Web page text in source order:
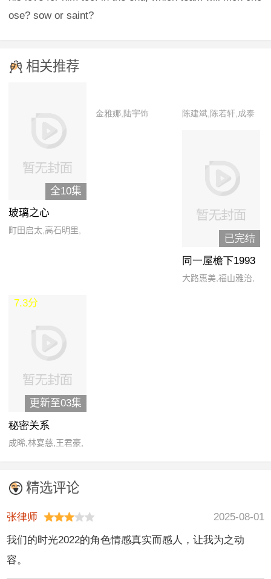
ose? sow or saint?
相关推荐
全10集
玻璃之心
町田启太,高石明里,
竹原和生,佐藤健
金雅娜,陆宇饰
陈建斌,陈若轩,成泰
史可,韦奕波,吴昊宸,
吴双,杨肸子,姚安濂,
于滨,张琛,郑家彬
已完结
同一屋檐下1993
大路惠美,福山雅治,
更新至03集
7.3分
秘密关系
成晞,林宴慈,王君豪,
精选评论
张律师
2025-08-01
我们的时光2022的角色情感真实而感人，让我为之动
容。